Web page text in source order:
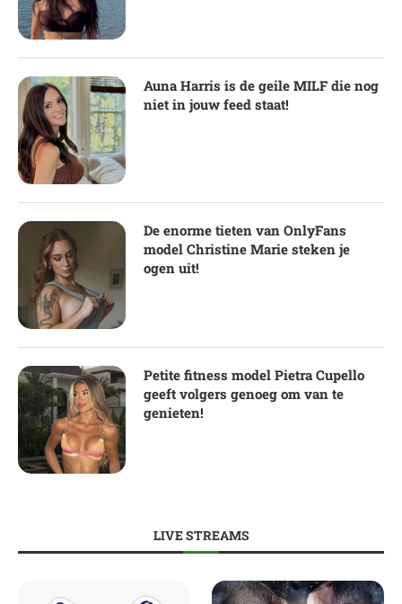
Auna Harris is de geile MILF die nog
niet in jouw feed staat!
De enorme tieten van OnlyFans
model Christine Marie steken je
ogen uit!
Petite fitness model Pietra Cupello
geeft volgers genoeg om van te
genieten!
LIVE STREAMS